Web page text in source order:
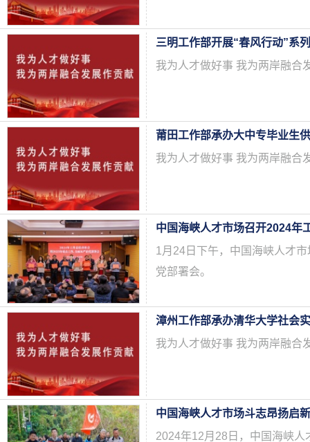
三明工作部开展“春风行动”系
我为人才做好事 我为两岸融合
莆田工作部承办大中专毕业生
我为人才做好事 我为两岸融合
1月24日下午，中国海峡人才
党部署会。
漳州工作部承办清华大学社会
我为人才做好事 我为两岸融合
中国海峡人才市场斗志昂扬启
2024年12月28日，中国海峡人